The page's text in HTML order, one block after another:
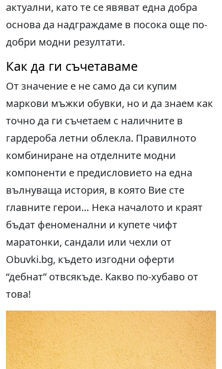
актуални, като те се явяват една добра
основа да надграждаме в посока още по-
добри модни резултати.
Как да ги съчетаваме
От значение е не само да си купим
маркови мъжки обувки, но и да знаем как
точно да ги съчетаем с наличните в
гардероба летни облекла. Правилното
комбиниране на отделните модни
компоненти е предисловието на една
вълнуваща история, в която Вие сте
главните герои… Нека началото и краят
бъдат феноменални и купете чифт
маратонки, сандали или чехли от
Obuvki.bg, където изгодни оферти
“дебнат” отвсякъде. Какво по-хубаво от
това!